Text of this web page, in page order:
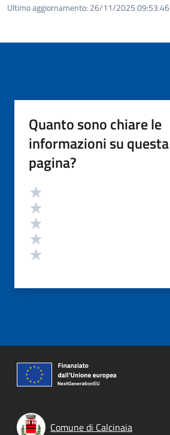
Ultimo aggiornamento: 26/11/2025 09:53.46
Quanto sono chiare le
informazioni su questa
pagina?
Valutazione
Comune di Calcinaia